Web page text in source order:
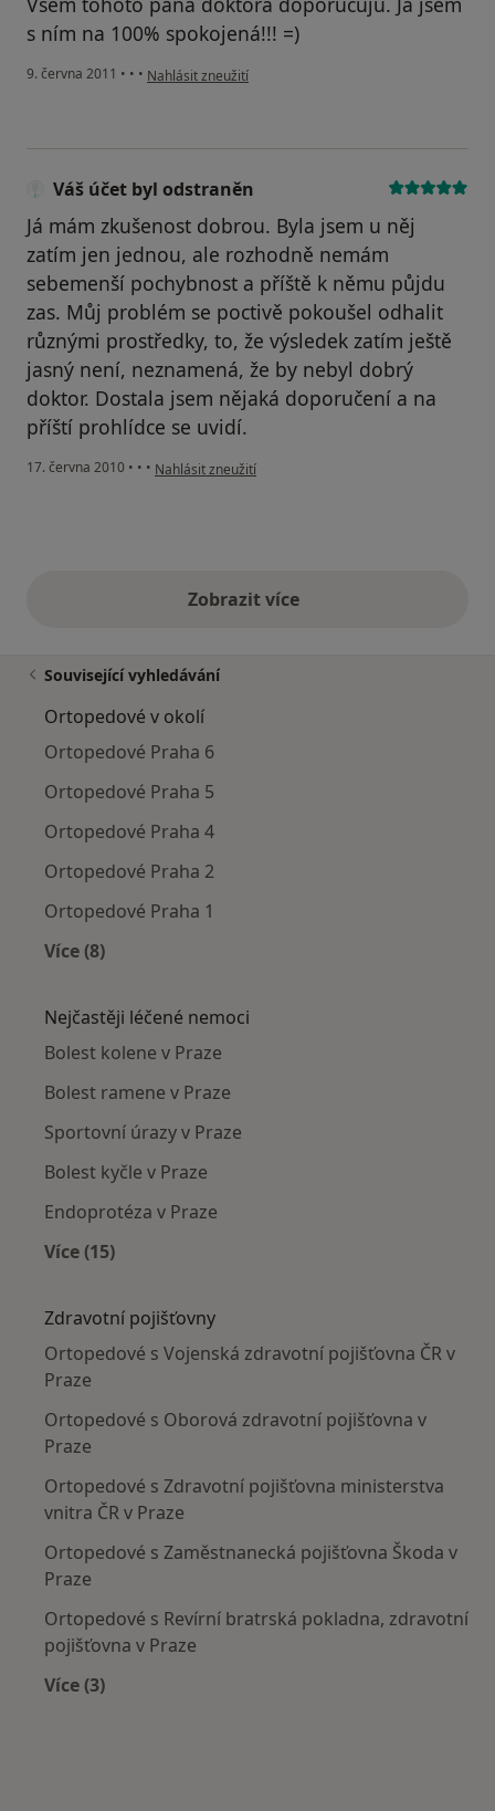
s ním na 100% spokojená!!! =)
9. června 2011 • • • podle názoru uživatele Pacient
Nahlásit zneužití
Váš účet byl odstraněn
Já mám zkušenost dobrou. Byla jsem u něj
zatím jen jednou, ale rozhodně nemám
sebemenší pochybnost a příště k němu půjdu
zas. Můj problém se poctivě pokoušel odhalit
různými prostředky, to, že výsledek zatím ještě
jasný není, neznamená, že by nebyl dobrý
doktor. Dostala jsem nějaká doporučení a na
příští prohlídce se uvidí.
17. června 2010 • • • podle názoru uživatele Váš účet byl odstraněn
Nahlásit zneužití
Zobrazit vícevýše uvedené názory
Související vyhledávání
Ortopedové v okolí
Ortopedové Praha 6
Ortopedové Praha 5
Ortopedové Praha 4
Ortopedové Praha 2
Ortopedové Praha 1
Více (8)
Nejčastěji léčené nemoci
Bolest kolene v Praze
Bolest ramene v Praze
Sportovní úrazy v Praze
Bolest kyčle v Praze
Endoprotéza v Praze
Více (15)
Zdravotní pojišťovny
Ortopedové s Vojenská zdravotní pojišťovna ČR v
Praze
Ortopedové s Oborová zdravotní pojišťovna v
Praze
Ortopedové s Zdravotní pojišťovna ministerstva
vnitra ČR v Praze
Ortopedové s Zaměstnanecká pojišťovna Škoda v
Praze
Ortopedové s Revírní bratrská pokladna, zdravotní
pojišťovna v Praze
Více (3)